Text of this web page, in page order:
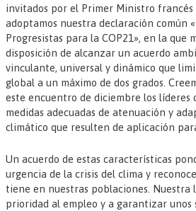
invitados por el Primer Ministro francés
adoptamos nuestra declaración común
Progresistas para la COP21», en la que
disposición de alcanzar un acuerdo
vinculante, universal y dinámico que
global a un máximo de dos grados.
este encuentro de diciembre los líderes
medidas adecuadas de atenuación y
climático que resulten de aplicación
Un acuerdo de estas características
urgencia de la crisis del clima y
tiene en nuestras poblaciones. Nuestra
prioridad al empleo y a garantizar unos